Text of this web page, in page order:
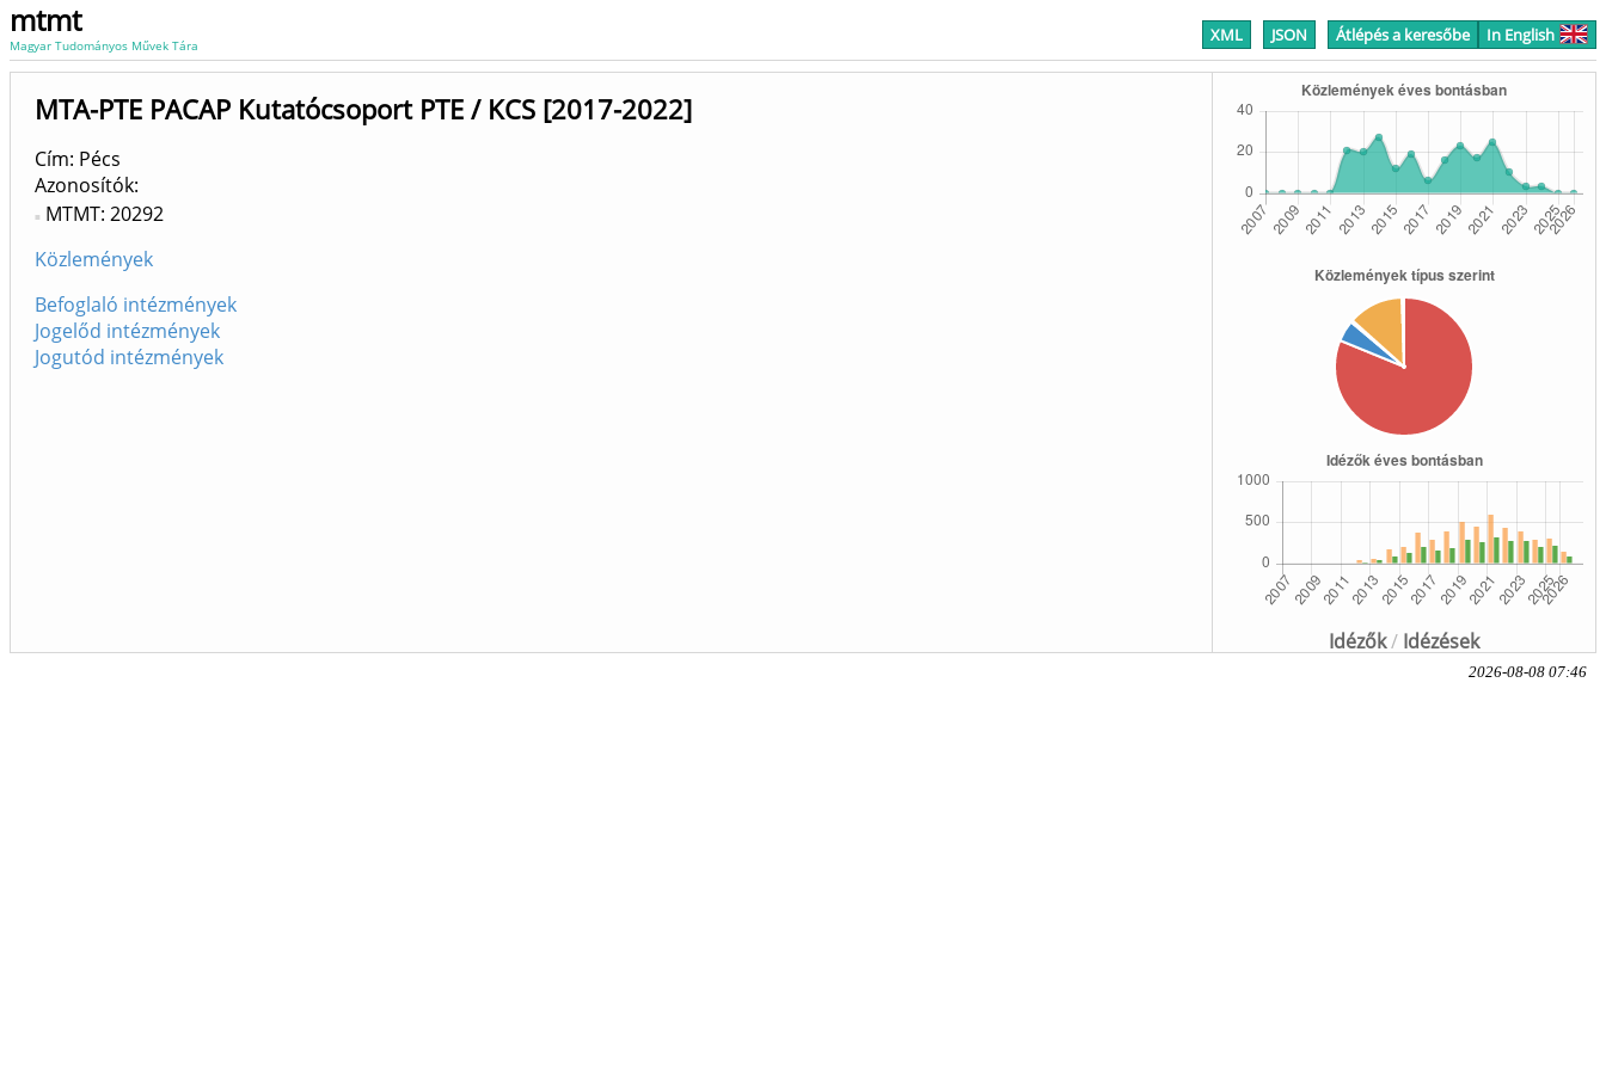
mtmt
Magyar Tudományos Művek Tára XML JSON Átlépés a keresőbe In English
Idézők/ Idézések
MTA-PTE PACAP Kutatócsoport PTE / KCS [2017-2022]
Cím: Pécs
Azonosítók
MTMT: 20292
Közlemények
Befoglaló intézmények
Jogelőd intézmények
Jogutód intézmények
2026-08-08 07:46